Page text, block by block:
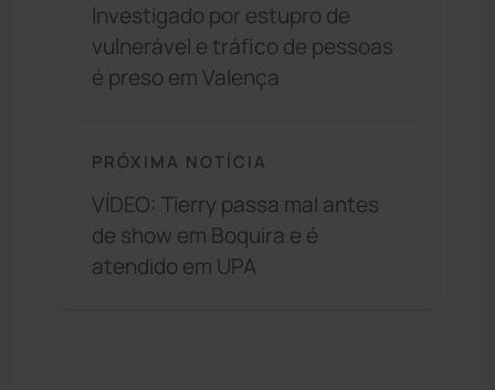
Investigado por estupro de
vulnerável e tráfico de pessoas
é preso em Valença
PRÓXIMA NOTÍCIA
VÍDEO: Tierry passa mal antes
de show em Boquira e é
atendido em UPA